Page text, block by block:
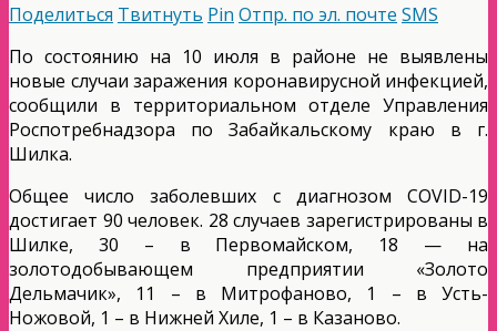
Поделиться Твитнуть Pin Отпр. по эл. почте SMS
По состоянию на 10 июля в районе не выявлены
новые случаи заражения коронавирусной инфекцией,
сообщили в территориальном отделе Управления
Роспотребнадзора по Забайкальскому краю в г.
Шилка.
Общее число заболевших с диагнозом COVID-19
достигает 90 человек. 28 случаев зарегистрированы в
Шилке, 30 – в Первомайском, 18 — на
золотодобывающем предприятии «Золото
Дельмачик», 11 – в Митрофаново, 1 – в Усть-
Ножовой, 1 – в Нижней Хиле, 1 – в Казаново.